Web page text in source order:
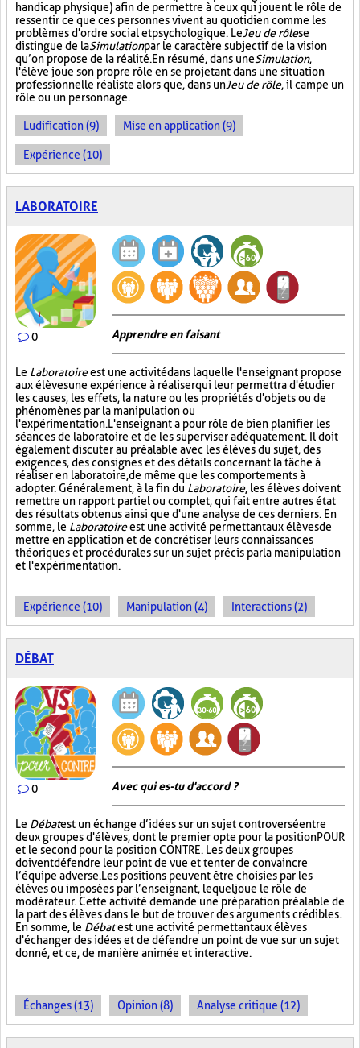
handicap physique) afin de permettre à ceux qui jouent le rôle de
ressentir ce que ces personnes vivent au quotidien comme les
problèmes d'ordre social et psychologique. LeJeu de rôlese
distingue de laSimulationpar le caractère subjectif de la vision
qu’on propose de la réalité. En résumé, dans uneSimulation,
l'élève joue son propre rôle en se projetant dans une situation
professionnelle réaliste alors que, dans unJeu de rôle, il campe un
rôle ou un personnage.
Ludification (9) Mise en application (9)
Expérience (10)
LABORATOIRE
0 Apprendre en faisant
Le Laboratoireest une activité dans laquelle l'enseignant propose
aux élèves une expérience à réaliser qui leur permettra d'étudier
les causes, les effets, la nature ou les propriétés d'objets ou de
phénomènes par la manipulation ou
l'expérimentation. L'enseignant a pour rôle de bien planifier les
séances de laboratoire et de les superviser adéquatement. Il doit
également discuter au préalable avec les élèves du sujet, des
exigences, des consignes et des détails concernant la tâche à
réaliser en laboratoire, de même que les comportements à
adopter. Généralement, à la fin du Laboratoire, les élèves doivent
remettre un rapport partiel ou complet, qui fait entre autres état
des résultats obtenus ainsi que d'une analyse de ces derniers. En
somme, le Laboratoireest une activité permettant aux élèves de
mettre en application et de concrétiser leurs connaissances
théoriques et procédurales sur un sujet précis par la manipulation
et l'expérimentation.
Expérience (10) Manipulation (4) Interactions (2)
DÉBAT
0 Avec qui es-tu d'accord ?
Le Débatest un échange d’idées sur un sujet controversé entre
deux groupes d'élèves, dont le premier opte pour la position POUR
et le second pour la position CONTRE. Les deux groupes
doivent défendre leur point de vue et tenter de convaincre
l’équipe adverse. Les positions peuvent être choisies par les
élèves ou imposées par l’enseignant, lequel joue le rôle de
modérateur. Cette activité demande une préparation préalable de
la part des élèves dans le but de trouver des arguments crédibles.
En somme, le Débatest une activité permettant aux élèves
d'échanger des idées et de défendre un point de vue sur un sujet
donné, et ce, de manière animée et interactive.
Échanges (13) Opinion (8) Analyse critique (12)